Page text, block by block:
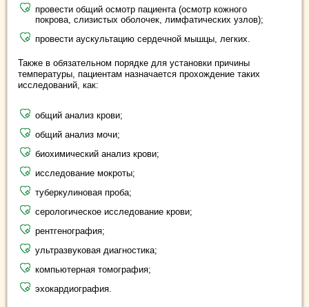
провести общий осмотр пациента (осмотр кожного
покрова, слизистых оболочек, лимфатических узлов);
провести аускультацию сердечной мышцы, легких.
Также в обязательном порядке для установки причины
температуры, пациентам назначается прохождение таких
исследований, как:
общий анализ крови;
общий анализ мочи;
биохимический анализ крови;
исследование мокроты;
туберкулиновая проба;
серологическое исследование крови;
рентгенография;
ультразвуковая диагностика;
компьютерная томография;
эхокардиография.